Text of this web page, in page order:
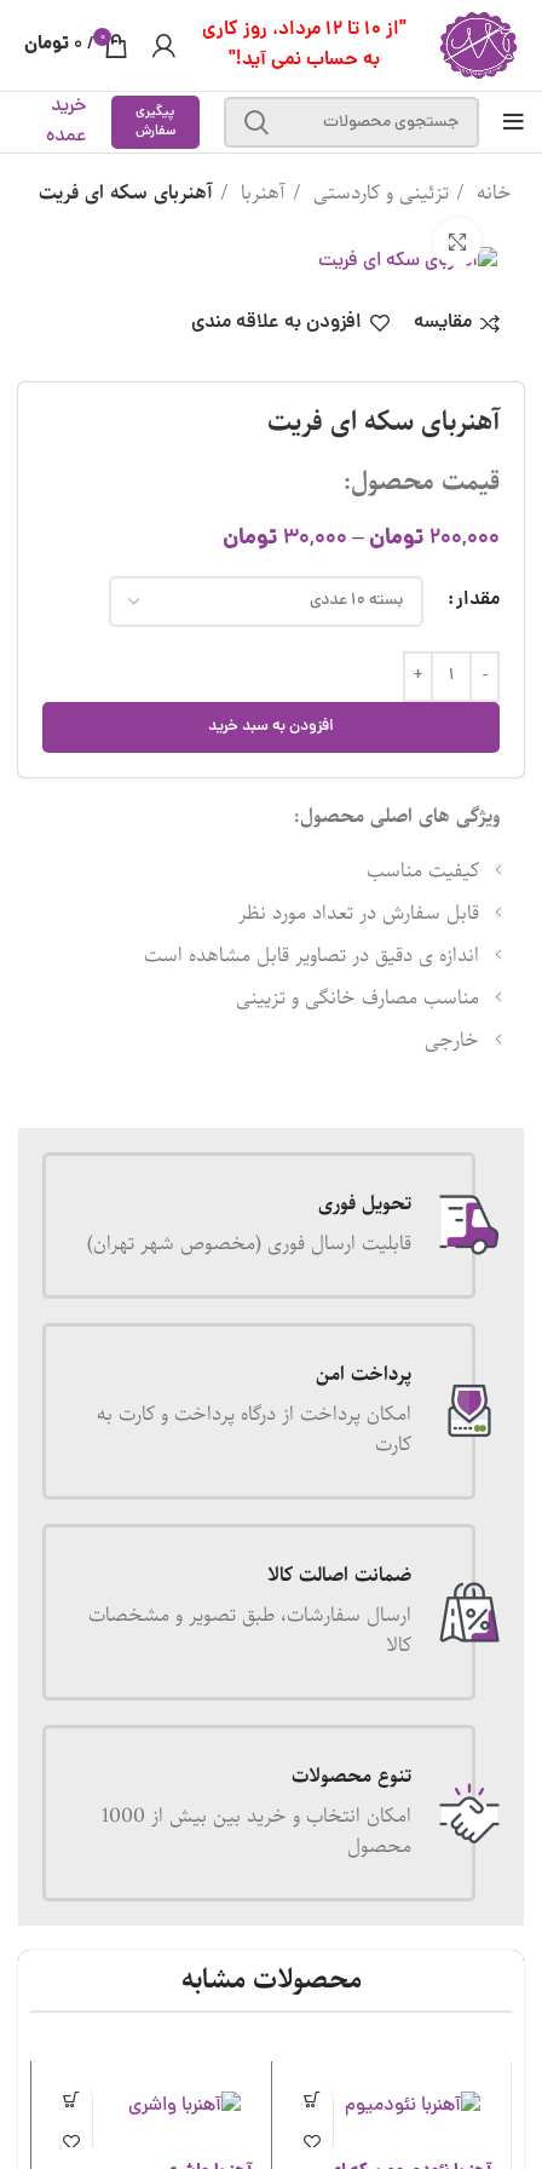
"از 10 تا 12 مرداد، روز کاری
به حساب نمی آید!"
0
/
0 تومان
پیگیری
سفارش
خرید
عمده
خانه تزئینی و کاردستی آهنربا آهنربای سکه ای فریت
مقایسه افزودن به علاقه مندی
آهنربای سکه ای فریت
قیمت محصول:
200,000 تومان–
30,000 تومان
مقدار
افزودن به سبد خرید
ویژگی های اصلی محصول:
کیفیت مناسب
قابل سفارش در تعداد مورد نظر
اندازه ی دقیق در تصاویر قابل مشاهده است
مناسب مصارف خانگی و تزیینی
خارجی
تحویل فوری
قابلیت ارسال فوری (مخصوص شهر تهران)
پرداخت امن
امکان پرداخت از درگاه پرداخت و کارت به
کارت
ضمانت اصالت کالا
ارسال سفارشات، طبق تصویر و مشخصات
کالا
تنوع محصولات
امکان انتخاب و خرید بین بیش از 1000
محصول
محصولات مشابه